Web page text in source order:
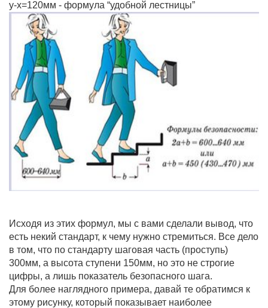
у-х=120мм - формула “удобной лестницы”
Исходя из этих формул, мы с вами сделали вывод, что
есть некий стандарт, к чему нужно стремиться. Все дело
в том, что по стандарту шаговая часть (проступь)
300мм, а высота ступени 150мм, но это не строгие
цифры, а лишь показатель безопасного шага.
Для более наглядного примера, давай те обратимся к
этому рисунку, который показывает наиболее